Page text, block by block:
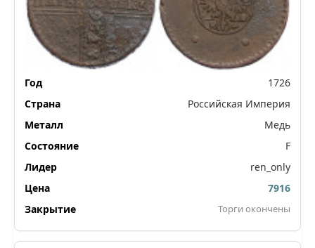
1726
Российская Империя
Медь
F
ren_only
7916
Торги окончены